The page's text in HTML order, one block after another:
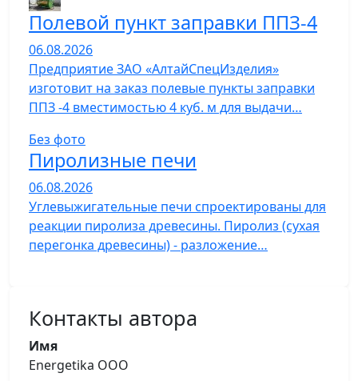
Полевой пункт заправки ППЗ-4
06.08.2026
Предприятие ЗАО «АлтайСпецИзделия»
изготовит на заказ полевые пункты заправки
ППЗ -4 вместимостью 4 куб. м для выдачи…
Без фото
Пиролизные печи
06.08.2026
Углевыжигательные печи спроектированы для
реакции пиролиза древесины. Пиролиз (сухая
перегонка древесины) - разложение…
Контакты автора
Имя
Energetika OOO